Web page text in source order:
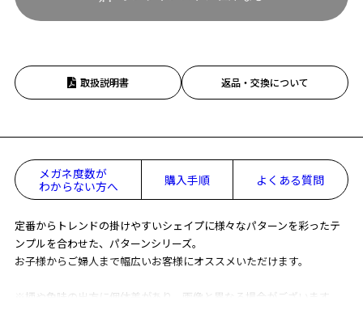
取扱説明書 返品・交換について
メガネ度数が
わからない方へ
購入手順 よくある質問
定番からトレンドの掛けやすいシェイプに様々なパターンを彩ったテ
ンプルを合わせた、パターンシリーズ。
お子様からご婦人まで幅広いお客様にオススメいただけます。
※柄や色味の出方に個体差があり、画像と異なる場合がございます。